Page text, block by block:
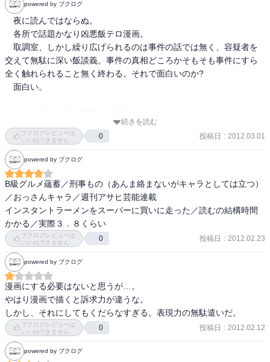
大体の作品では、東京まで行けるかとか、そんなん周りには売って
ねぇよっていう感じだが、吉牛ならこの辺でもあるし、サッポロ一
番なんかどこにでも売ってるし、餃子の王将ならあっちこっちにあ
る。いやぁすばらしい。
連載で読んでたら、きっと読んだあとに思わず牛丼屋とかにいっち
ゃう気がする。
powered by ブクログ
夜に読んではならぬ。
各所で話題かなり凶悪飯テロ漫画。
取調室、しかし繰り広げられるのは事件の話では無く、容疑者を
交えて無駄に深い飯談義。事件の真相どころかそもそも事件にすら
全く触れられること無く終わる。それで面白いのか?
面白い。
な」とは思えど食ったこと無いんで味は想像の及ぶ限りでしないぼ
やけた印象でしかないが、この作品で狂おしく実名上等に深く語ら
れるのは「吉野家・すき家・松屋どの牛丼が美味いか」「インスタ
ント袋ラーメンはどのメーカー商品が最強か」等。
普段は貧乏食と雑に食っていたりするものだとしても「ここが美
味い」と語られると、「おう…そう、そうだよな!　あれうまいよ
な！」と視覚情報と味覚が脳内で合致し、共感し始めるから始末に
負えぬ。
初めて読むと、自分の価値観が変化するというかなり不思議な体
験が出来る一冊。
…自分もサッポロ一番買ってきてしまいました。おのれ。
続きを読む
ブクログレビューは
いいねできません
0 投稿日 : 2012.03.01
powered by ブクログ
B級グルメ蘊蓄／刑事もの（あんま絡まないがキャラとしては立つ）
／おっさんキャラ／週刊アサヒ芸能連載
インスタントラーメンをスーパーに買いに走った／読むの結構時間
かかる／実際３．８くらい
ブクログレビューは
いいねできません
0 投稿日 : 2012.02.23
powered by ブクログ
漫画にする必要はないと思うが…。
やはり漫画で描くと訴求力が違うな。
しかし、それにしてもくだらなすぎる。表現力の無駄遣いだ。
ブクログレビューは
いいねできません
0 投稿日 : 2012.02.12
powered by ブクログ